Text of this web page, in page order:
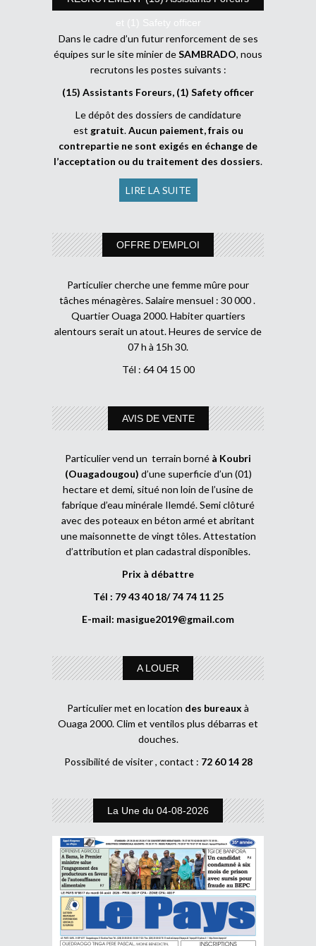
et (1) Safety officer
Dans le cadre d’un futur renforcement de ses
équipes sur le site minier deSAMBRADO, nous
recrutons les postes suivants :
(15) Assistants Foreurs, (1) Safety officer
Le dépôt des dossiers de candidature
est gratuit.Aucun paiement, frais ou
contrepartie ne sont exigés en échange de
l’acceptation ou du traitement des dossiers.
LIRE LA SUITE
OFFRE D’EMPLOI
Particulier cherche une femme mûre pour
tâches ménagères. Salaire mensuel : 30 000 .
Quartier Ouaga 2000. Habiter quartiers
alentours serait un atout. Heures de service de
07 h à 15h 30.
Tél : 64 04 15 00
AVIS DE VENTE
Particulier vend un terrain borné à Koubri
(Ouagadougou) d’une superficie d’un (01)
hectare et demi, situé non loin de l’usine de
fabrique d’eau minérale Ilemdé. Semi clôturé
avec des poteaux en béton armé et abritant
une maisonnette de vingt tôles. Attestation
d’attribution et plan cadastral disponibles.
Prix à débattre
Tél : 79 43 40 18/ 74 74 11 25
E-mail: masigue2019@gmail.com
A LOUER
Particulier met en location des bureaux à
Ouaga 2000. Clim et ventilos plus débarras et
douches.
Possibilité de visiter , contact : 72 60 14 28
La Une du 04-08-2026